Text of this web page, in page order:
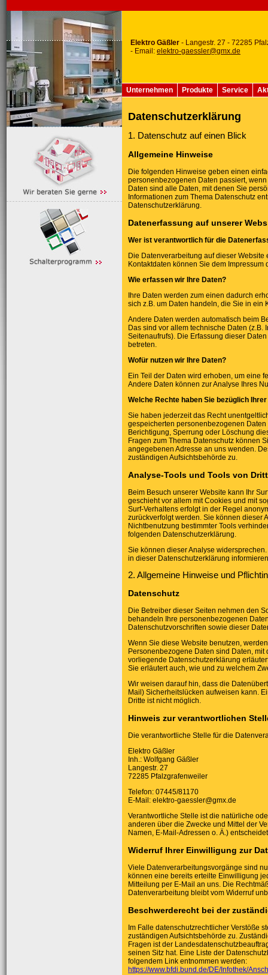
Elektro Gäßler - Langestr. 27 - 72285
- Email: elektro-gaessler@gmx.de
Unternehmen Produkte Service
Datenschutzerklärung
1. Datenschutz auf einen Blick
Allgemeine Hinweise
Die folgenden Hinweise geben einen
personenbezogenen Daten passiert,
Daten sind alle Daten, mit denen Sie
Informationen zum Thema Datenschutz
Datenschutzerklärung.
Datenerfassung auf unserer
Wer ist verantwortlich für die
Die Datenverarbeitung auf dieser
Kontaktdaten können Sie dem Impressum
Wie erfassen wir Ihre Daten?
Ihre Daten werden zum einen dadurch
sich z.B. um Daten handeln, die Sie in ein
Andere Daten werden automatisch beim
Das sind vor allem technische Daten (z.B.
Seitenaufrufs). Die Erfassung dieser
betreten.
Wofür nutzen wir Ihre Daten?
Ein Teil der Daten wird erhoben, um eine
Andere Daten können zur Analyse Ihres
Welche Rechte haben Sie bezüglich
Sie haben jederzeit das Recht
gespeicherten personenbezogenen
Berichtigung, Sperrung oder Löschung
Fragen zum Thema Datenschutz können
angegebenen Adresse an uns wenden.
zuständigen Aufsichtsbehörde zu.
Analyse-Tools und Tools von
Beim Besuch unserer Website kann Ihr
geschieht vor allem mit Cookies und mit
Surf-Verhaltens erfolgt in der Regel
zurückverfolgt werden. Sie können dieser
Nichtbenutzung bestimmter Tools
folgenden Datenschutzerklärung.
Sie können dieser Analyse
in dieser Datenschutzerklärung
2. Allgemeine Hinweise und
Datenschutz
Die Betreiber dieser Seiten nehmen den
behandeln Ihre personenbezogenen
Datenschutzvorschriften sowie dieser
Wenn Sie diese Website benutzen,
Personenbezogene Daten sind Daten,
vorliegende Datenschutzerklärung
Sie erläutert auch, wie und zu welchem
Wir weisen darauf hin, dass die
Mail) Sicherheitslücken aufweisen kann.
Dritte ist nicht möglich.
Hinweis zur verantwortlichen
Die verantwortliche Stelle für die
Elektro Gäßler
Inh.: Wolfgang Gäßler
Langestr. 27
72285 Pfalzgrafenweiler
Telefon: 07445/81170
E-Mail: elektro-gaessler@gmx.de
Verantwortliche Stelle ist die natürliche
anderen über die Zwecke und Mittel der
Namen, E-Mail-Adressen o. Ä.)
Widerruf Ihrer Einwilligung zur
Viele Datenverarbeitungsvorgänge sind
können eine bereits erteilte Einwilligung
Mitteilung per E-Mail an uns. Die
Datenverarbeitung bleibt vom Widerruf
Beschwerderecht bei der
Im Falle datenschutzrechtlicher Verstöße
zuständigen Aufsichtsbehörde zu.
Fragen ist der
seinen Sitz hat. Eine Liste der
folgendem Link entnommen werden:
https://www.bfdi.bund.de/DE/Infothek/